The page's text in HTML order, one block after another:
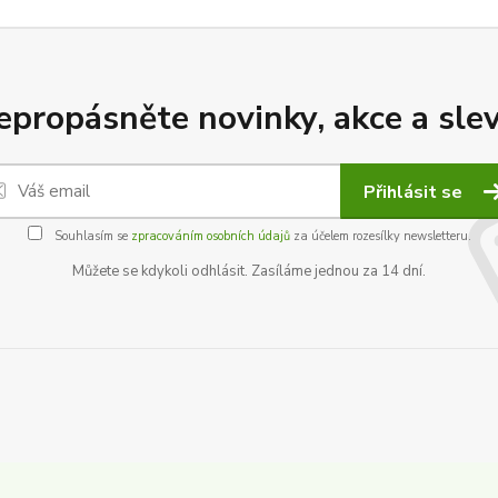
novinky, akce a
Přihlásit se
Souhlasím se zpracováním osobních údajůza účelem rozesílky newsletteru.
Můžete se kdykoli odhlásit. Zasíláme jednou za 14 dní.